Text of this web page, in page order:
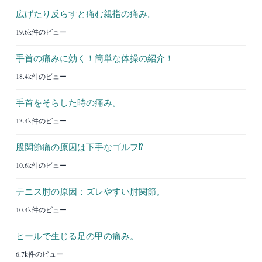
広げたり反らすと痛む親指の痛み。
19.6k件のビュー
手首の痛みに効く！簡単な体操の紹介！
18.4k件のビュー
手首をそらした時の痛み。
13.4k件のビュー
股関節痛の原因は下手なゴルフ⁉︎
10.6k件のビュー
テニス肘の原因：ズレやすい肘関節。
10.4k件のビュー
ヒールで生じる足の甲の痛み。
6.7k件のビュー